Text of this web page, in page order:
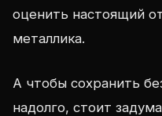
оценить настоящий
металлика.
А чтобы сохранить
надолго, стоит